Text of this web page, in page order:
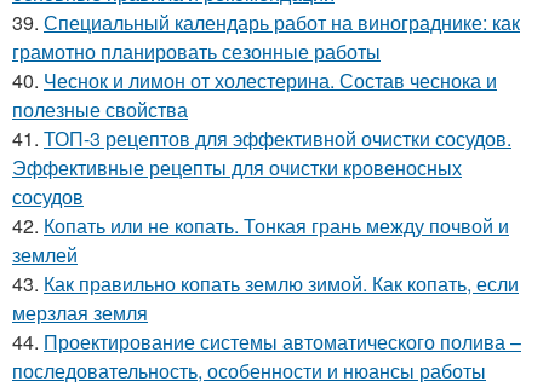
39. Специальный календарь работ на винограднике: как
грамотно планировать сезонные работы
40. Чеснок и лимон от холестерина. Состав чеснока и
полезные свойства
41. ТОП-3 рецептов для эффективной очистки сосудов.
Эффективные рецепты для очистки кровеносных
сосудов
42. Копать или не копать. Тонкая грань между почвой и
землей
43. Как правильно копать землю зимой. Как копать, если
мерзлая земля
44. Проектирование системы автоматического полива –
последовательность, особенности и нюансы работы